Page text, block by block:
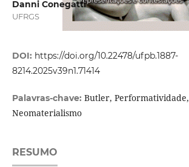
Danni Conegatti
UFRGS
DOI: https://doi.org/10.22478/ufpb.1887-
8214.2025v39n1.71414
Palavras-chave: Butler, Performatividade,
Neomaterialismo
RESUMO